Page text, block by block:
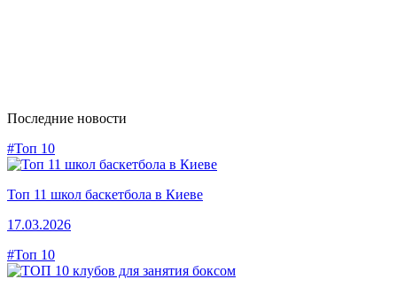
Последние новости
#Топ 10
Топ 11 школ баскетбола в Киеве
17.03.2026
#Топ 10